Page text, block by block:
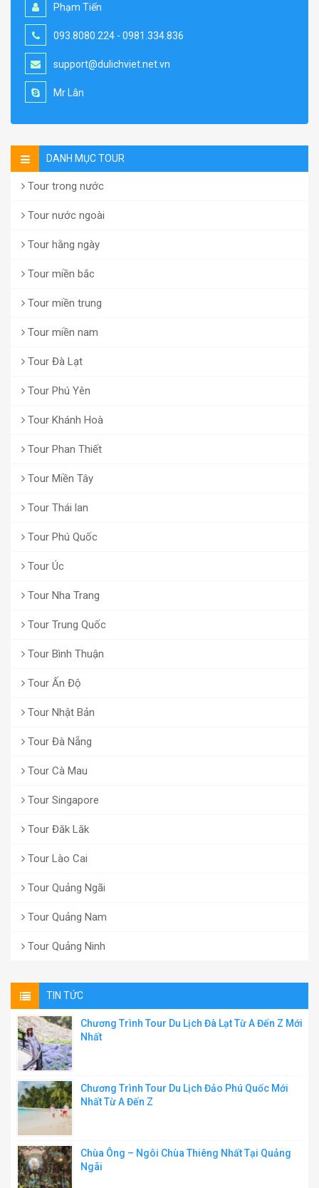
Phạm Tiến
093.8080.224 - 0981.334.836
support@dulichviet.net.vn
Mr Lân
DANH MỤC TOUR
Tour trong nước
Tour nước ngoài
Tour hằng ngày
Tour miền bắc
Tour miền trung
Tour miền nam
Tour Đà Lạt
Tour Phú Yên
Tour Khánh Hoà
Tour Phan Thiết
Tour Miền Tây
Tour Thái lan
Tour Phú Quốc
Tour Úc
Tour Nha Trang
Tour Trung Quốc
Tour Bình Thuận
Tour Ấn Độ
Tour Nhật Bản
Tour Đà Nẵng
Tour Cà Mau
Tour Singapore
Tour Đăk Lăk
Tour Lào Cai
Tour Quảng Ngãi
Tour Quảng Nam
Tour Quảng Ninh
TIN TỨC
Chương Trình Tour Du Lịch Đà Lạt Từ A Đến Z Mới
Nhất
Chương Trình Tour Du Lịch Đảo Phú Quốc Mới
Nhất Từ A Đến Z
Chùa Ông – Ngôi Chùa Thiêng Nhất Tại Quảng
Ngãi